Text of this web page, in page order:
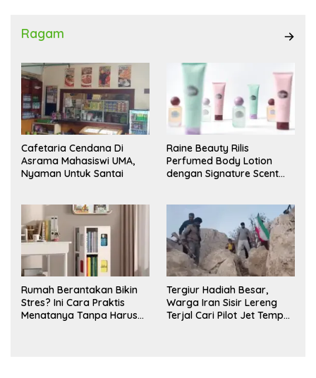
Ragam
Cafetaria Cendana Di
Asrama Mahasiswi UMA,
Nyaman Untuk Santai
Raine Beauty Rilis
Perfumed Body Lotion
dengan Signature Scent
Rumah Berantakan Bikin
Stres? Ini Cara Praktis
Menatanya Tanpa Harus
Tergiur Hadiah Besar,
Warga Iran Sisir Lereng
Terjal Cari Pilot Jet Tempur